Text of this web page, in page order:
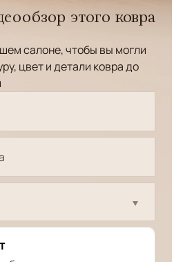
этого ковра
салоне, чтобы вы могли
цвет и детали ковра до